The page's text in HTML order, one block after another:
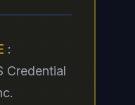
:
Credential